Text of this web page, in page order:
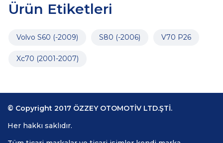
Ürün Etiketleri
Volvo S60 (-2009) S80 (-2006) V70 P26
Xc70 (2001-2007)
© Copyright 2017 ÖZZEY OTOMOTİV LTD.ŞTİ.
Her hakkı saklıdır.